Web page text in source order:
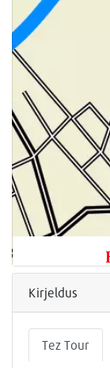
Kirjeldus
Tez Tour